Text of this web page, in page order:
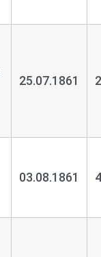
25.07.1861 2
03.08.1861 4